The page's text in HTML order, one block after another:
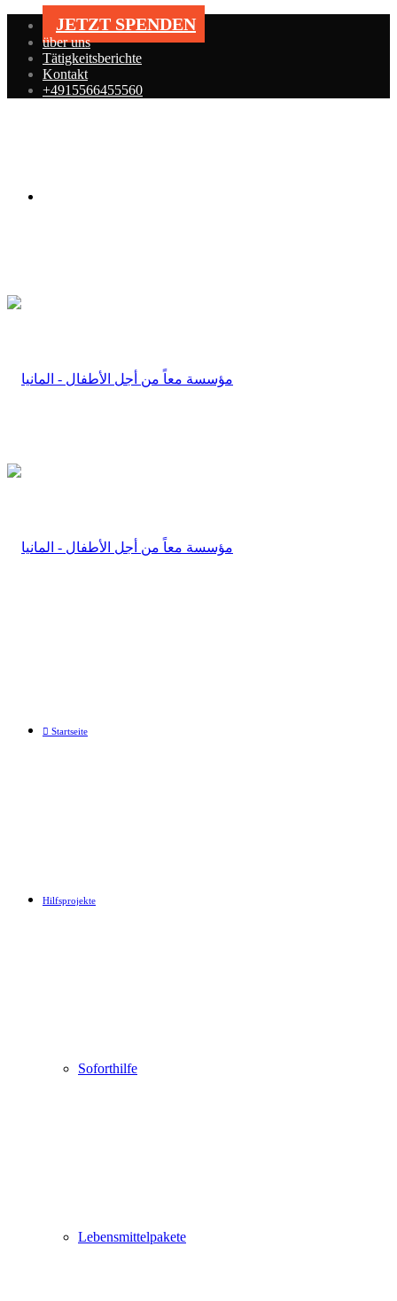
JETZT SPENDEN
über uns
Tätigkeitsberichte
Kontakt
+4915566455560
Startseite
Hilfsprojekte
Soforthilfe
Lebensmittelpakete